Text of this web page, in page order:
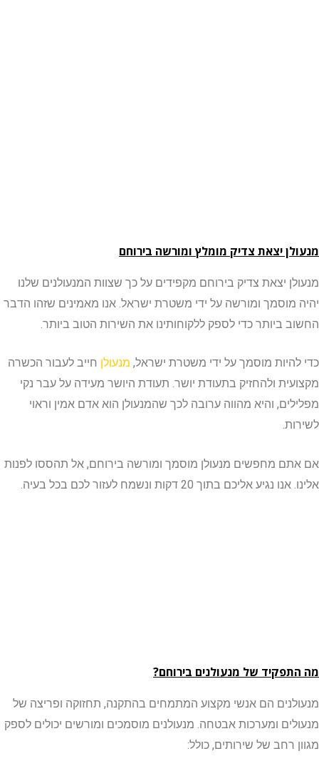
יצאת צדיק מומלץ ומורשה בירוחם
יצאת צדיק בירוחם מקפידים על כך שצוות המנעולנים שלנו
ומורשה על ידי משטרת ישראל. אנו מאמינים שזהו הדבר
ביותר כדי לספק ללקוחותינו את השירות הטוב ביותר.
מוסמך על ידי משטרת ישראל,מנעולןחייב לעבור הכשרה
ולהחזיק בתעודת יושר. תעודת היושר מעידה על עבר נקי
והיא מהווה ערובה לכך שהמנעולן הוא אדם אמין וראוי
מחפשים מנעולן מוסמך ומורשה בירוחם, אל תהססו לפנות
אליכם בתוך 20 דקות ונשמח לעזור לכם בכל בעיה.
של מנעולנים בירוחם?
הם אנשי מקצוע המתמחים בהתקנה, תחזוקה ופריצה של
ומערכות אבטחה. מנעולנים מוסמכים ומורשים יכולים לספק
רחב של שירותים, כולל: